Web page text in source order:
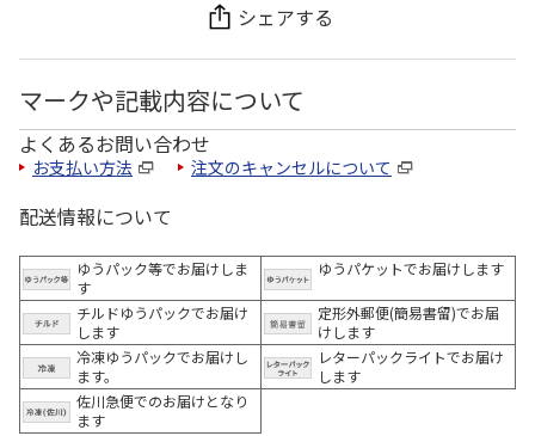
シェアする
マークや記載内容について
よくあるお問い合わせ
お支払い方法 注文のキャンセルについて
配送情報について
ゆうパック等でお届けしま
す
ゆうパケットでお届けします
チルドゆうパックでお届け
します
定形外郵便(簡易書留)でお届
けします
冷凍ゆうパックでお届けし
ます。
レターパックライトでお届け
します
佐川急便でのお届けとなり
ます